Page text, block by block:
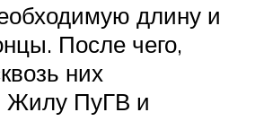
длину и
После чего,
них
Жилу ПуГВ и